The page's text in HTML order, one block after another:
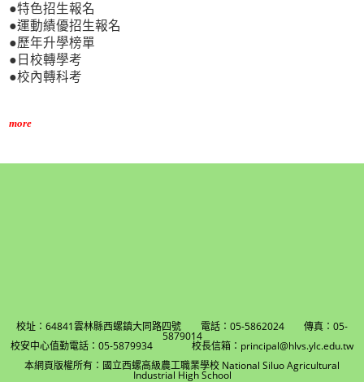
●特色招生報名
●運動績優招生報名
●歷年升學榜單
●日校轉學考
●校內轉科考
more
校址：64841雲林縣西螺鎮大同路四號 電話：05-5862024 傳真：05-
5879014
校安中心值勤電話：05-5879934 校長信箱：principal@hlvs.ylc.edu.tw
本網頁版權所有：國立西螺高級農工職業學校 National Siluo Agricultural
Industrial High School